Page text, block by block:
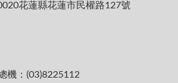
花蓮縣花蓮市民權路127號
機：(03)8225112